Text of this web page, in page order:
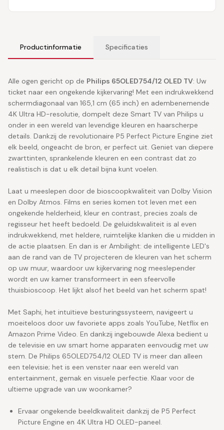
Productinformatie Specificaties
Alle ogen gericht op de Philips 65OLED754/12 OLED TV: Uw
ticket naar een ongekende kijkervaring! Met een indrukwekkend
schermdiagonaal van 165,1 cm (65 inch) en adembenemende
4K Ultra HD-resolutie, dompelt deze Smart TV van Philips u
onder in een wereld van levendige kleuren en haarscherpe
details. Dankzij de revolutionaire P5 Perfect Picture Engine ziet
elk beeld, ongeacht de bron, er perfect uit. Geniet van diepere
zwarttinten, sprankelende kleuren en een contrast dat zo
realistisch is dat u elk detail bijna kunt voelen.
Laat u meeslepen door de bioscoopkwaliteit van Dolby Vision
en Dolby Atmos. Films en series komen tot leven met een
ongekende helderheid, kleur en contrast, precies zoals de
regisseur het heeft bedoeld. De geluidskwaliteit is al even
indrukwekkend, met heldere, ruimtelijke klanken die u midden in
de actie plaatsen. En dan is er Ambilight: de intelligente LED's
aan de rand van de TV projecteren de kleuren van het scherm
op uw muur, waardoor uw kijkervaring nog meeslepender
wordt en uw kamer transformeert in een sfeervolle
thuisbioscoop. Het lijkt alsof het beeld van het scherm spat!
Met Saphi, het intuïtieve besturingssysteem, navigeert u
moeiteloos door uw favoriete apps zoals YouTube, Netflix en
Amazon Prime Video. En dankzij ingebouwde Alexa bedient u
de televisie en uw smart home apparaten eenvoudig met uw
stem. De Philips 65OLED754/12 OLED TV is meer dan alleen
een televisie; het is een venster naar een wereld van
entertainment, gemak en visuele perfectie. Klaar voor de
ultieme upgrade van uw woonkamer?
Ervaar ongekende beeldkwaliteit dankzij de P5 Perfect
Picture Engine en 4K Ultra HD OLED-paneel.